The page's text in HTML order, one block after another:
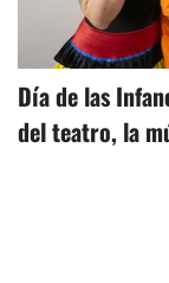
Día de las
del teatro, la